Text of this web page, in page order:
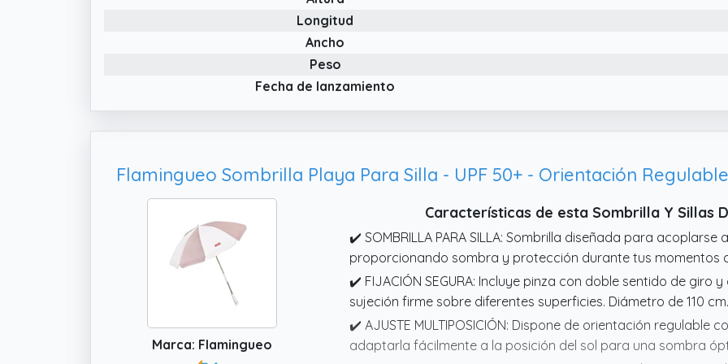
Longitud
Ancho
Peso
Fecha de lanzamiento
Marca: Flamingueo
Características de esta Sombrilla Y Sillas
✔️ SOMBRILLA PARA SILLA: Sombrilla diseñada para
proporcionando sombra y protección durante tus momentos
✔️ FIJACIÓN SEGURA: Incluye pinza con doble sentido de
sujeción firme sobre diferentes superficies. Diámetro de 110 cm.
✔️ AJUSTE MULTIPOSICIÓN: Dispone de orientación regulable
adaptarla fácilmente a la posición del sol para una sombra